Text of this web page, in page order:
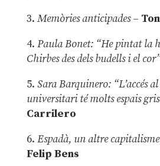
3. Memòries anticipades–
4. Paula Bonet: “He pintat la
Chirbes des dels budells i el
5. Sara Barquinero: “L’accés
universitari té molts espais
Carrilero
6. Espadà, un altre capitalisme
Felip Bens